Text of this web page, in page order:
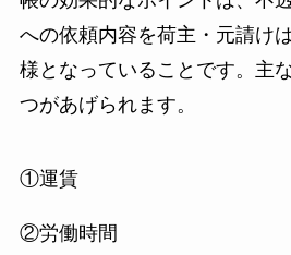
への依頼内容を荷主・元請け
様となっていることです。主
つがあげられます。
①運賃
②労働時間